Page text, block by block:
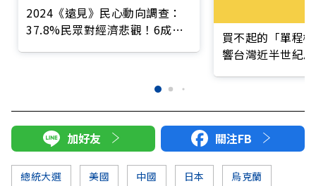
2024《遠見》民心動向調查：
37.8%民眾對經濟悲觀！6成希
買不起的「單程
響台灣近半世紀
加好友 關注FB
總統大選 美國 中國 日本 烏克蘭